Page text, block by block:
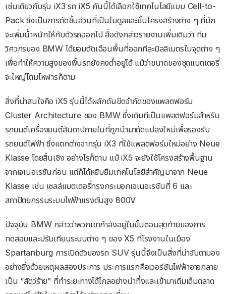
เช่นเดียวกับรุ่น iX3 รถ iX5 คันนี้ได้เลือกใช้เทคโนโลยีแบบ Cell-to-
Pack ซึ่งเป็นการตัดชิ้นส่วนที่เป็นโมดูลและชั้นโครงสร้างต่าง ๆ ที่มัก
จะเพิ่มน้ำหนักให้กับตัวรถออกไป สื่อดังกล่าวรายงานเพิ่มเติมว่า ทีม
วิศวกรของ BMW ได้ยอมตัดเฉือนพื้นที่ออกทีละมิลลิเมตรในจุดต่าง ๆ
เพื่อทำให้ความสูงของพื้นรถยังคงต่ำอยู่ได้ แม้ว่าขนาดของชุดแบตเตอรี่
จะใหญ่โตมโหฬารก็ตาม
สิ่งที่น่าสนใจคือ iX5 รุ่นนี้ได้ผลักดันขีดจำกัดของแพลตฟอร์ม
Cluster Architecture ของ BMW ซึ่งเดิมทีเป็นแพลตฟอร์มสำหรับ
รถยนต์เครื่องยนต์สันดาปภายในที่ถูกนำมาดัดแปลงใหม่เพื่อรองรับ
รถยนต์ไฟฟ้า ซึ่งแตกต่างจากรุ่น iX3 ที่ใช้แพลตฟอร์มใหม่อย่าง Neue
Klasse โดยสิ้นเชิง อย่างไรก็ตาม แม้ iX5 จะยังใช้โครงสร้างพื้นฐาน
จากเจเนอเรชันก่อน แต่ก็ได้หยิบยืมเทคโนโลยีสำคัญมาจาก Neue
Klasse เช่น เซลล์แบตเตอรี่ทรงกระบอกเจเนอเรชันที่ 6 และ
สถาปัตยกรรมระบบไฟฟ้าแรงดันสูง 800V
ปัจจุบัน BMW กล่าวว่าพวกเขากำลังอยู่ในขั้นตอนสุดท้ายของการ
ทดสอบและปรับเทียบระบบต่าง ๆ ของ X5 ที่โรงงานในเมือง
Spartanburg การเปิดตัวของรถ SUV รุ่นนี้จึงเป็นสิ่งที่น่าจับตามอง
อย่างยิ่งด้วยเหตุผลสองประการ ประการแรกคือเวอร์ชันไฟฟ้าอาจกลาย
เป็น “สัตว์ร้าย” ที่ทำระยะทางได้ไกลอย่างน่าทึ่งและเข้ามาเติมเต็มตลาด